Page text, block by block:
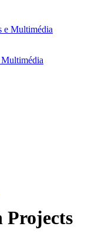
Multimédia
Projects